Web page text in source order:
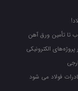
تا تأمین ورق آهن
الکترونیکی
فولاد می شود